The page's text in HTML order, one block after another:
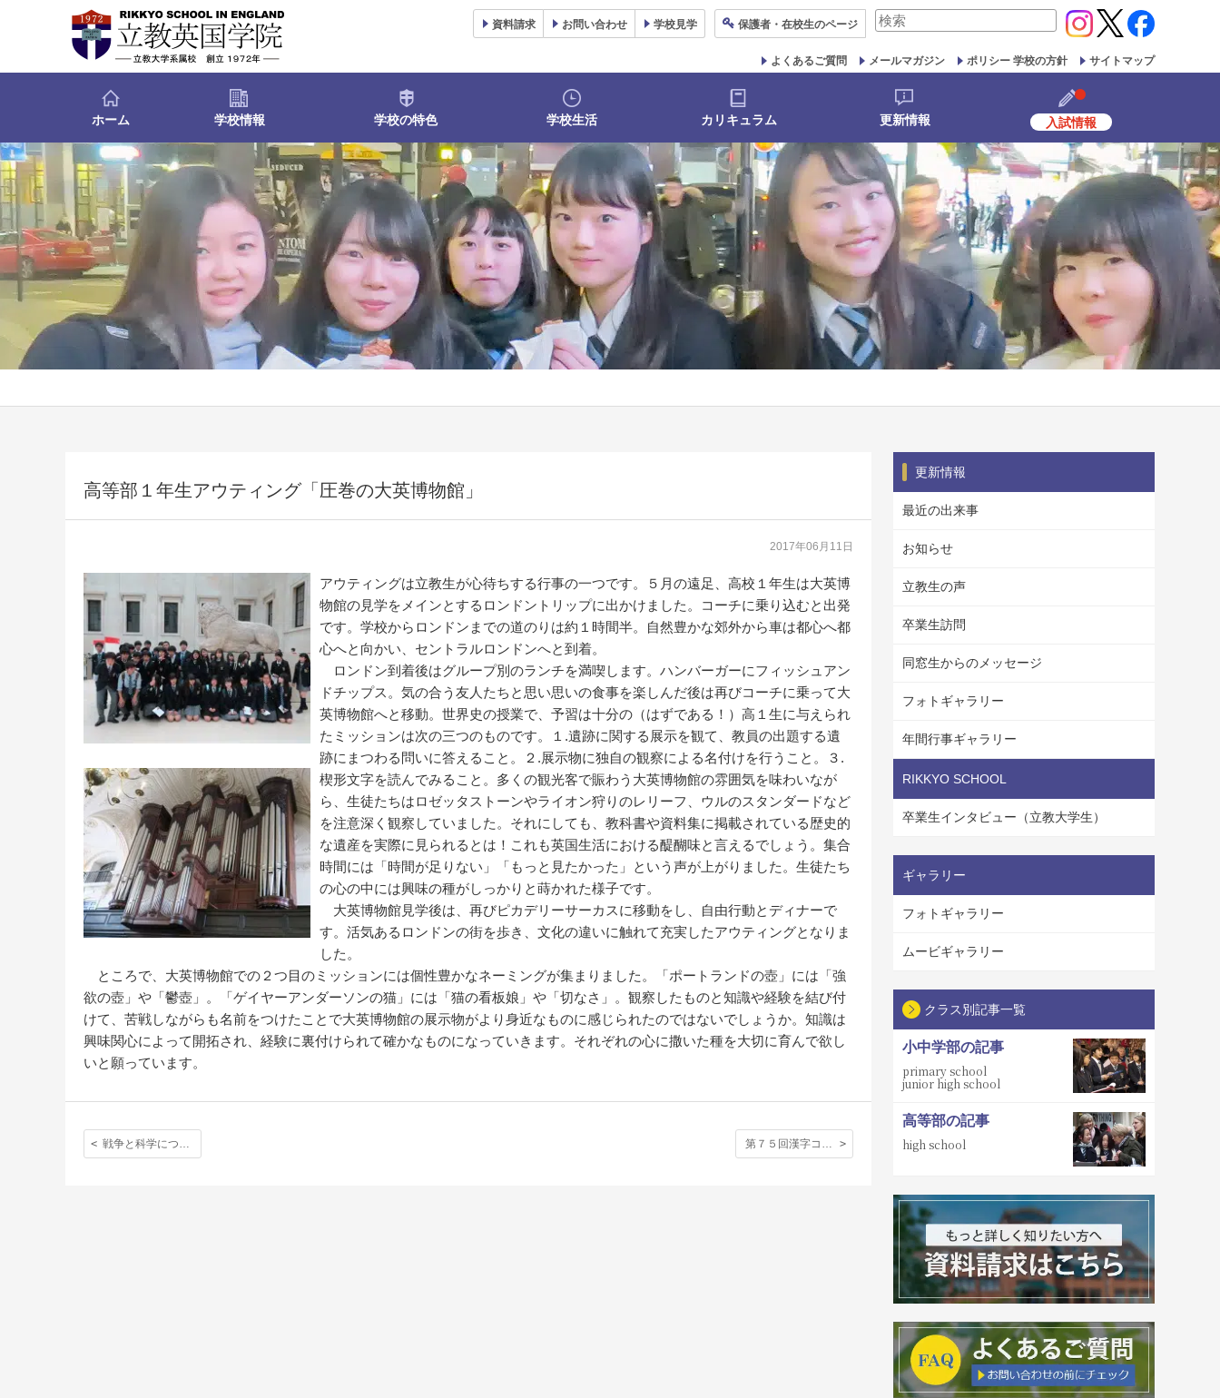
資料請求 お問い合わせ 学校見学 保護者 ・在校生のページ
検
対
象:
よくあるご質問 メールマガジン ポリシー 学校の方針 サイトマップ
ホーム 学校情報 学校の特色 学校生活 カリキュラム 更新情報 入試情報
高等部１年生アウティング「圧巻の大英博物館」
2017年06月11日
アウティングは立教生が心待ちする行事の一つです。５月の遠足、高校１年生は大英博
物館の見学をメインとするロンドントリップに出かけました。コーチに乗り込むと出発
です。学校からロンドンまでの道のりは約１時間半。自然豊かな郊外から車は都心へ都
心へと向かい、セントラルロンドンへと到着。
ロンドン到着後はグループ別のランチを満喫します。ハンバーガーにフィッシュアン
ドチップス。気の合う友人たちと思い思いの食事を楽しんだ後は再びコーチに乗って大
英博物館へと移動。世界史の授業で、予習は十分の（はずである！）高１生に与えられ
たミッションは次の三つのものです。１.遺跡に関する展示を観て、教員の出題する遺
跡にまつわる問いに答えること。２.展示物に独自の観察による名付けを行うこと。３.
楔形文字を読んでみること。多くの観光客で賑わう大英博物館の雰囲気を味わいなが
ら、生徒たちはロゼッタストーンやライオン狩りのレリーフ、ウルのスタンダードなど
を注意深く観察していました。それにしても、教科書や資料集に掲載されている歴史的
な遺産を実際に見られるとは！これも英国生活における醍醐味と言えるでしょう。集合
時間には「時間が足りない」「もっと見たかった」という声が上がりました。生徒たち
の心の中には興味の種がしっかりと蒔かれた様子です。
大英博物館見学後は、再びピカデリーサーカスに移動をし、自由行動とディナーで
す。活気あるロンドンの街を歩き、文化の違いに触れて充実したアウティングとなりま
した。
ところで、大英博物館での２つ目のミッションには個性豊かなネーミングが集まりました。「ポートランドの壺」には「強
欲の壺」や「鬱壺」。「ゲイヤーアンダーソンの猫」には「猫の看板娘」や「切なさ」。観察したものと知識や経験を結び付
けて、苦戦しながらも名前をつけたことで大英博物館の展示物がより身近なものに感じられたのではないでしょうか。知識は
興味関心によって開拓され、経験に裏付けられて確かなものになっていきます。それぞれの心に撒いた種を大切に育んで欲し
いと願っています。
戦争と科学について学んだ高等部２年生のアウティング 第７５回漢字コンクールを実施しました
更新情報
最近の出来事
お知らせ
立教生の声
卒業生訪問
同窓生からのメッセージ
フォトギャラリー
年間行事ギャラリー
RIKKYO SCHOOL
卒業生インタビュー（立教大学生）
ギャラリー
フォトギャラリー
ムービギャラリー
クラス別記事一覧
小中学部の記事
primary school
junior high school
高等部の記事
high school